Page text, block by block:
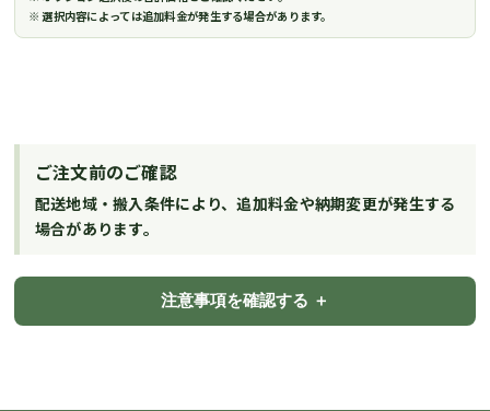
※ 選択内容によっては追加料金が発生する場合があります。
ご注文前のご確認
配送地域・搬入条件により、追加料金や納期変更が発生する
場合があります。
注意事項を確認する